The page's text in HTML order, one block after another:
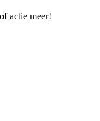
actie meer!